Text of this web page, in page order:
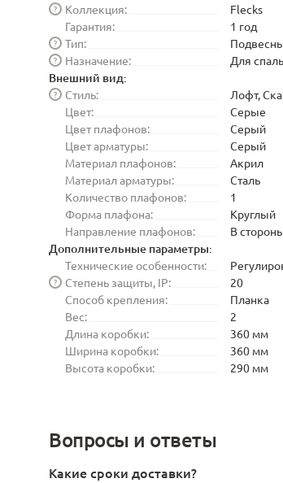
Коллекция:
?
Flecks
Гарантия:
1 год
Тип:
?
Назначение:
? Для
Внешний вид:
Стиль:
?
Лофт,
Цвет:
Серые
Цвет плафонов:
Серый
Цвет арматуры:
Серый
Материал плафонов:
Акрил
Материал арматуры:
Сталь
Количество плафонов:
1
Форма плафона:
Круглый
Направление плафонов:
В
Дополнительные параметры:
Технические особенности:
Степень защиты, IP:
?
20
Способ крепления:
Планка
Вес:
2
Длина коробки:
360 мм
Ширина коробки:
360 мм
Высота коробки:
290 мм
Вопросы и ответы
Какие сроки доставки?